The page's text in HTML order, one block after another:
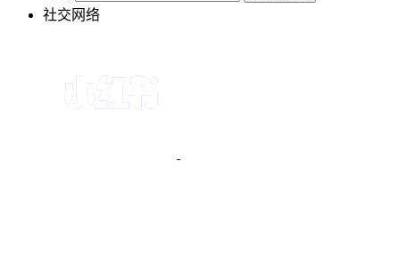
社交网络